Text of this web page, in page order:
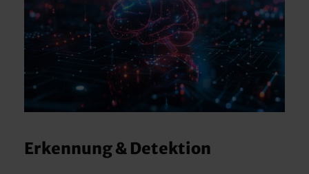
Erkennung & Detektion